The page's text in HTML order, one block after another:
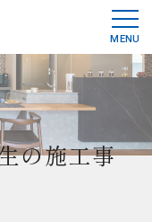
MENU
の施工事